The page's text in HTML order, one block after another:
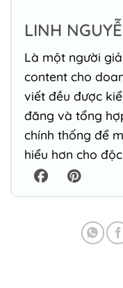
LINH
Là một người
content cho
viết đều được
đăng và tổng
chính thống để
hiểu hơn cho